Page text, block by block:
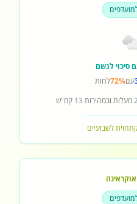
סיכוי לגשם
עם72%לחות
מעלות ובמהירות 13 קמ"ש
תחזית לשבועיים
אוקראינה